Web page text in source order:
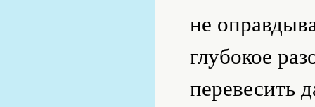
не
глубокое
перевесить